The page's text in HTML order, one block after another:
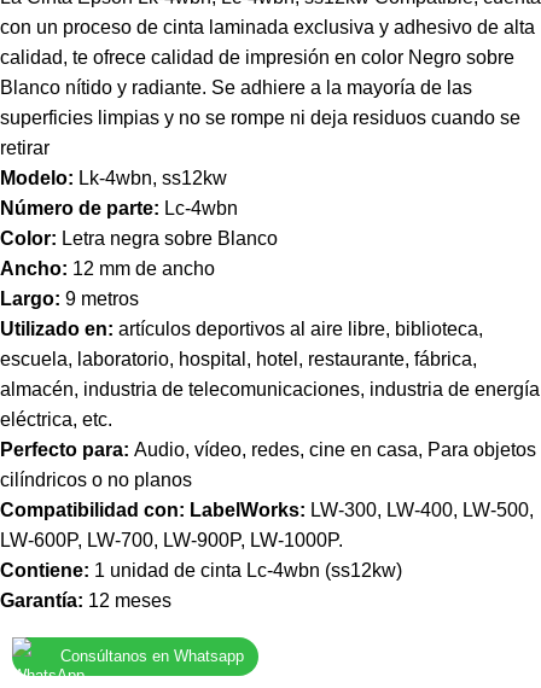
con un proceso de cinta laminada exclusiva y adhesivo de alta
calidad, te ofrece calidad de impresión en color Negro sobre
Blanco nítido y radiante. Se adhiere a la mayoría de las
superficies limpias y no se rompe ni deja residuos cuando se
retirar
Modelo: Lk-4wbn, ss12kw
Número de parte: Lc-4wbn
Color: Letra negra sobre Blanco
Ancho: 12 mm de ancho
Largo: 9 metros
Utilizado en: artículos deportivos al aire libre, biblioteca,
escuela, laboratorio, hospital, hotel, restaurante, fábrica,
almacén, industria de telecomunicaciones, industria de energía
eléctrica, etc.
Perfecto para: Audio, vídeo, redes, cine en casa, Para objetos
cilíndricos o no planos
Compatibilidad con: LabelWorks: LW-300, LW-400, LW-500,
LW-600P, LW-700, LW-900P, LW-1000P.
Contiene: 1 unidad de cinta Lc-4wbn (ss12kw)
Garantía: 12 meses
Consúltanos en Whatsapp